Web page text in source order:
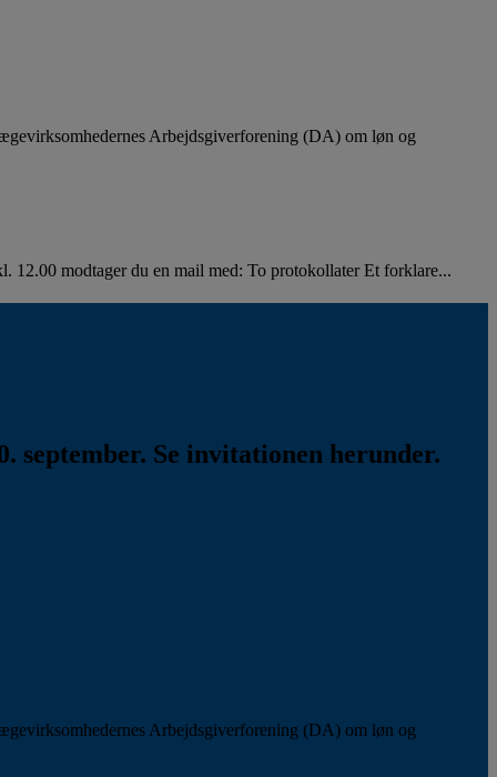
Arbejdsgiverforening (DA) om løn og
12.00 modtager du en mail med: To protokollater Et forklare...
september. Se invitationen herunder.
Arbejdsgiverforening (DA) om løn og